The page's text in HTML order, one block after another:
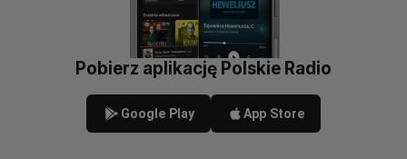
Pobierz aplikację Polskie Radio
Google Play App Store